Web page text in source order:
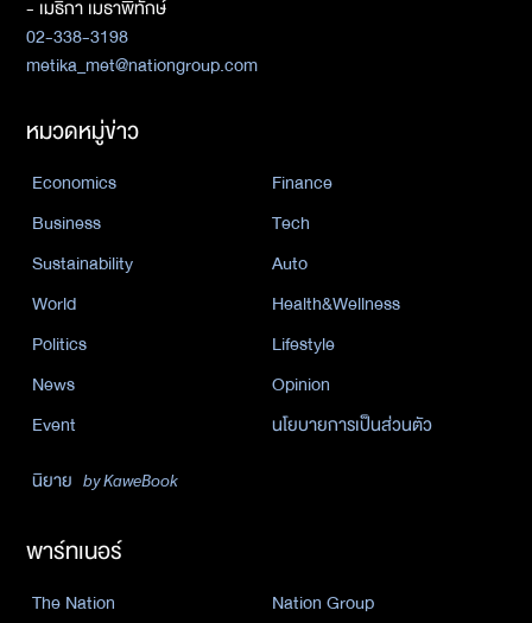
- เมธิกา เมธาพิทักษ์
02-338-3198
metika_met@nationgroup.com
หมวดหมู่ข่าว
Economics
Finance
Business
Tech
Sustainability
Auto
World
Health&Wellness
Politics
Lifestyle
News
Opinion
Event
นโยบายการเป็นส่วนตัว
นิยาย by KaweBook
พาร์ทเนอร์
The Nation Nation Group